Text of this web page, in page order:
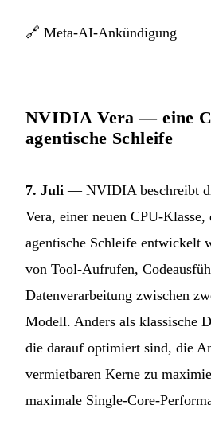
🔗 Meta-AI-Ankündigung
NVIDIA Vera — eine
agentische Schleife
7. Juli — NVIDIA beschreibt
Vera, einer neuen CPU-
agentische Schleife
von Tool-Aufrufen,
Datenverarbeitung zwischen
Modell. Anders als klassische
die darauf optimiert sind, die
vermietbaren Kerne zu
maximale Single-Core-